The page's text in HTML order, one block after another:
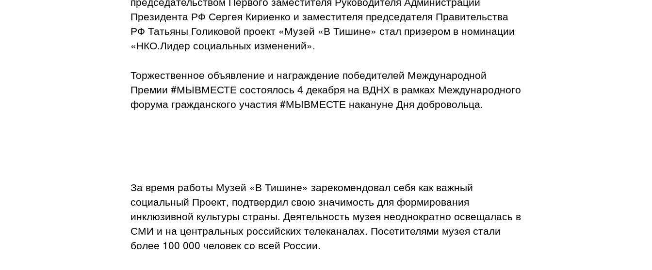
Президента РФ Сергея Кириенко и заместителя председателя Правительства
РФ Татьяны Голиковой проект «Музей «В Тишине» стал призером в номинации
«НКО.Лидер социальных изменений».
Торжественное объявление и награждение победителей Международной
Премии #МЫВМЕСТЕ состоялось 4 декабря на ВДНХ в рамках Международного
форума гражданского участия #МЫВМЕСТЕ накануне Дня добровольца.
За время работы Музей «В Тишине» зарекомендовал себя как важный
социальный Проект, подтвердил свою значимость для формирования
инклюзивной культуры страны. Деятельность музея неоднократно освещалась в
СМИ и на центральных российских телеканалах. Посетителями музея стали
более 100 000 человек со всей России.